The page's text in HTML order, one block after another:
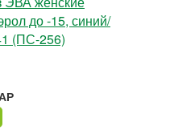
до -15, синий/
(ПС-256)